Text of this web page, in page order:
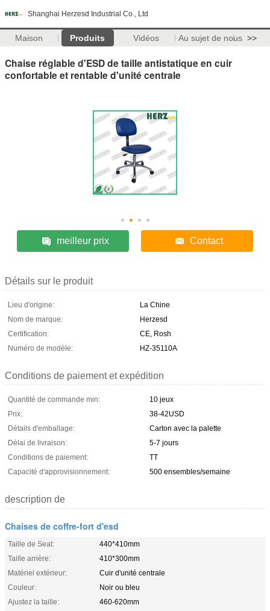
Shanghai Herzesd Industrial Co., Ltd
Maison Produits Vidéos Au sujet de nous >>
Chaise réglable d'ESD de taille antistatique en cuir
confortable et rentable d'unité centrale
meilleur prix Contact
Détails sur le produit
Lieu d'origine:
La Chine
Nom de marque:
Herzesd
Certification:
CE, Rosh
Numéro de modèle:
HZ-35110A
Conditions de paiement et expédition
Quantité de commande min:
10 jeux
Prix:
38-42USD
Détails d'emballage:
Carton avec la palette
Délai de livraison:
5-7 jours
Conditions de paiement:
TT
Capacité d'approvisionnement:
500 ensembles/semaine
description de
Chaises de coffre-fort d'esd
Taille de Seat:
440*410mm
Taille arrière:
410*300mm
Matériel extérieur:
Cuir d'unité centrale
Couleur:
Noir ou bleu
Ajustez la taille:
460-620mm